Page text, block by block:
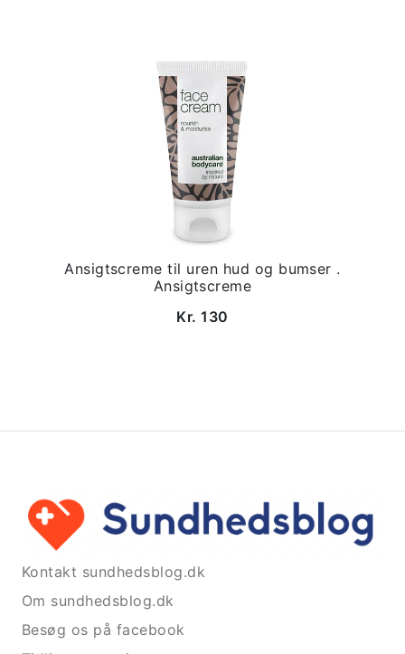
Ansigtscreme til uren hud og bumser .
Ansigtscreme
Kr. 130
Kontakt sundhedsblog.dk
Om sundhedsblog.dk
Besøg os på facebook